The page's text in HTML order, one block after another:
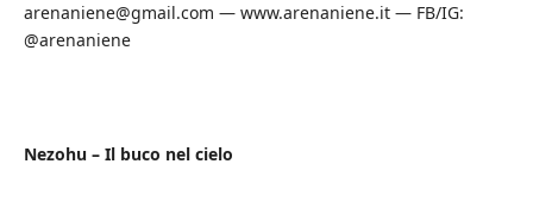
arenaniene@gmail.com — www.arenaniene.it — FB/IG:
@arenaniene
Nezohu – Il buco nel cielo